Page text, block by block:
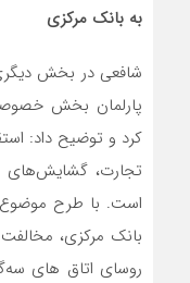
به بانک مرکزی
شافعی در بخش
پارلمان بخش
کرد و توضیح داد:
تجارت، گشایش‌های
است. با طرح موضوع
بانک مرکزی،
روسای اتاق های